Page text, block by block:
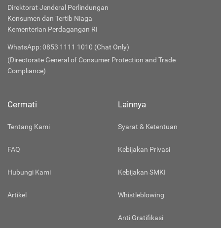
Direktorat Jenderal Perlindungan
Konsumen dan Tertib Niaga
Kementerian Perdagangan RI
WhatsApp: 0853 1111 1010 (Chat Only)
(Directorate General of Consumer Protection and Trade
Compliance)
Cermati
Tentang Kami
FAQ
Hubungi Kami
Artikel
Lainnya
Syarat & Ketentuan
Kebijakan Privasi
Kebijakan SMKI
Whistleblowing
Anti Gratifikasi